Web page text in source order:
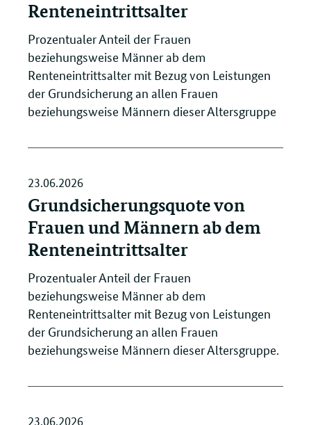
Renteneintrittsalter
Prozentualer Anteil der Frauen
beziehungsweise Männer ab dem
Renteneintrittsalter mit Bezug von Leistungen
der Grundsicherung an allen Frauen
beziehungsweise Männern dieser Altersgruppe
23.06.2026
Grundsicherungsquote von
Frauen und Männern ab dem
Renteneintrittsalter
Prozentualer Anteil der Frauen
beziehungsweise Männer ab dem
Renteneintrittsalter mit Bezug von Leistungen
der Grundsicherung an allen Frauen
beziehungsweise Männern dieser Altersgruppe.
23.06.2026